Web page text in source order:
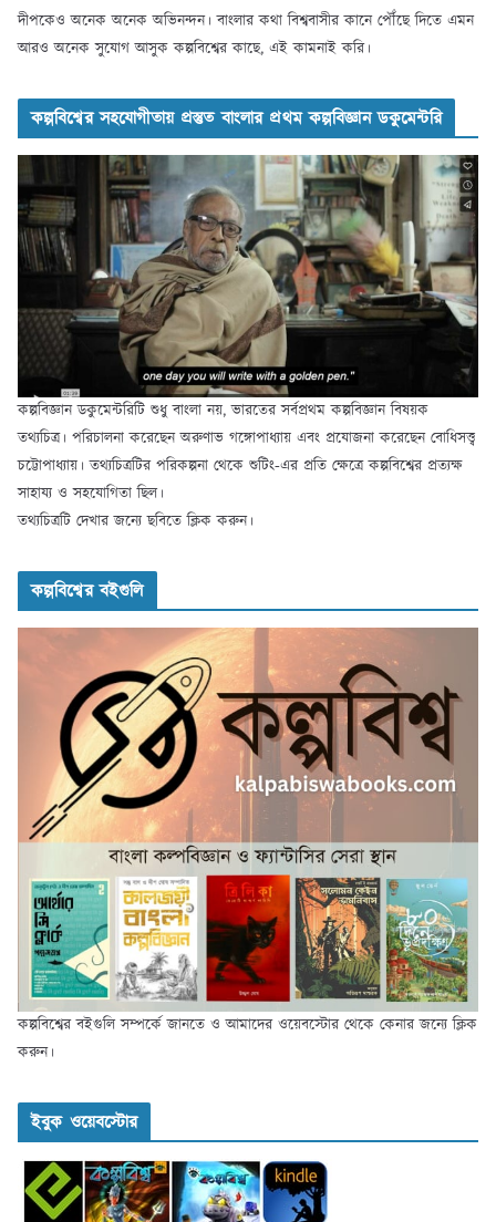
দীপকেও অনেক অনেক অভিনন্দন। বাংলার কথা বিশ্ববাসীর কানে পৌঁছে দিতে এমন
আরও অনেক সুযোগ আসুক কল্পবিশ্বের কাছে, এই কামনাই করি।
কল্পবিশ্বের সহযোগীতায় প্রস্তুত বাংলার প্রথম কল্পবিজ্ঞান ডকুমেন্টরি
কল্পবিজ্ঞান ডকুমেন্টরিটি শুধু বাংলা নয়, ভারতের সর্বপ্রথম কল্পবিজ্ঞান বিষয়ক
তথ্যচিত্র। পরিচালনা করেছেন অরুণাভ গঙ্গোপাধ্যায় এবং প্রযোজনা করেছেন বোধিসত্ত্ব
চট্টোপাধ্যায়। তথ্যচিত্রটির পরিকল্পনা থেকে শুটিং-এর প্রতি ক্ষেত্রে কল্পবিশ্বের প্রত্যক্ষ
সাহায্য ও সহযোগিতা ছিল।
তথ্যচিত্রটি দেখার জন্যে ছবিতে ক্লিক করুন।
কল্পবিশ্বের বইগুলি
কল্পবিশ্বের বইগুলি সম্পর্কে জানতে ও আমাদের ওয়েবস্টোর থেকে কেনার জন্যে ক্লিক
করুন।
ইবুক ওয়েবস্টোর